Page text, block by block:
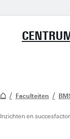
Faculteiten
Inzichten en